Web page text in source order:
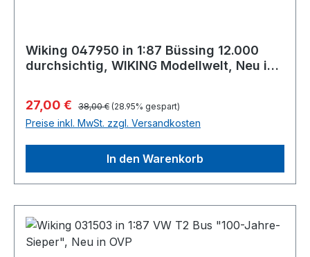
Wiking 047950 in 1:87 Büssing 12.000
durchsichtig, WIKING Modellwelt, Neu in
Verkaufspreis:
27,00 € Regulärer Preis:
38,00 € (28.95% gespart)
Preise inkl. MwSt. zzgl. Versandkosten
In den Warenkorb